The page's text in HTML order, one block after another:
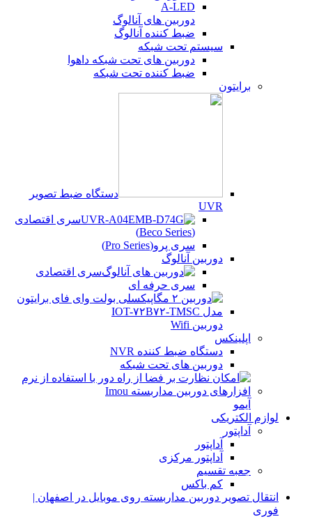
دوربین های آنالوگ
ضبط کننده آنالوگ
سیستم تحت شبکه
دوربین های تحت شبکه داهوا
ضبط کننده تحت شبکه
برایتون
دستگاه ضبط تصویر
UVR
سری اقتصادی
(Beco Series)
سری پرو(Pro Series)
دوربین آنالوگ
سری اقتصادی
سری حرفه ای
دوربین Wifi
اپلینکس
دستگاه ضبط کننده NVR
دوربین های تحت شبکه
آیمو
لوازم الکتریکی
آداپتور
آداپتور
آداپتور مرکزی
جعبه تقسیم
کم باکس
انتقال تصویر دوربین مداربسته روی موبایل در اصفهان |
فوری